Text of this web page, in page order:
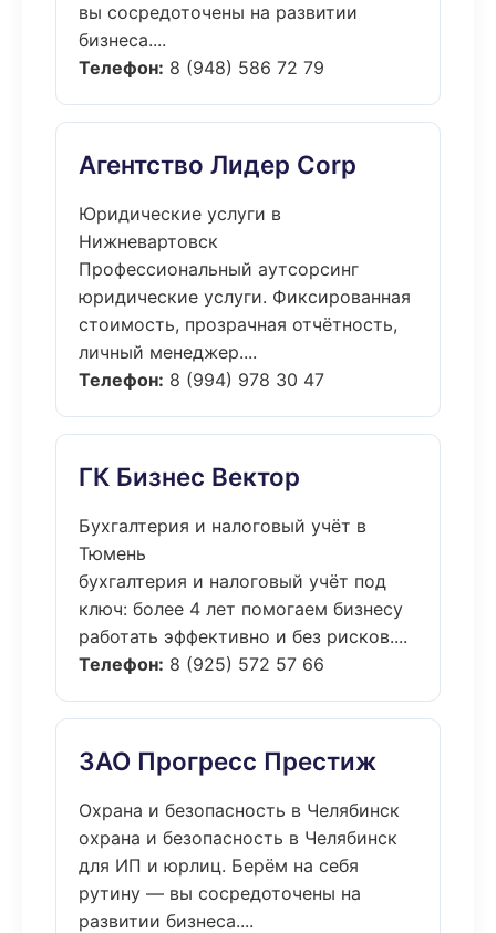
вы сосредоточены на развитии
бизнеса....
Телефон: 8 (948) 586 72 79
Агентство Лидер Corp
Юридические услуги в
Нижневартовск
Профессиональный аутсорсинг
юридические услуги. Фиксированная
стоимость, прозрачная отчётность,
личный менеджер....
Телефон: 8 (994) 978 30 47
ГК Бизнес Вектор
Бухгалтерия и налоговый учёт в
Тюмень
бухгалтерия и налоговый учёт под
ключ: более 4 лет помогаем бизнесу
работать эффективно и без рисков....
Телефон: 8 (925) 572 57 66
ЗАО Прогресс Престиж
Охрана и безопасность в Челябинск
охрана и безопасность в Челябинск
для ИП и юрлиц. Берём на себя
рутину — вы сосредоточены на
развитии бизнеса....